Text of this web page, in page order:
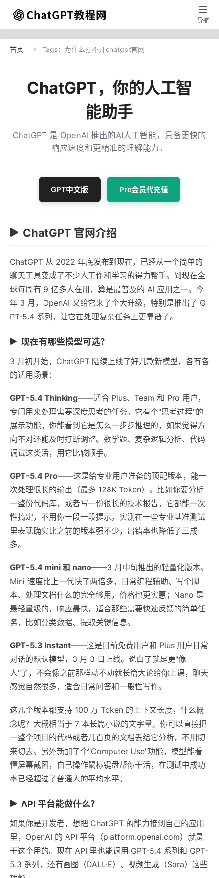

导航
首页  Tags：为什么打不开chatgpt官网
ChatGPT，你的人工智
能助手
ChatGPT 是 OpenAI 推出的AI人工智能，具备更快的
响应速度和更精准的理解能力。
GPT中文版 Pro会员代充值
ChatGPT 官网介绍
ChatGPT 从 2022 年底发布到现在，已经从一个简单的
聊天工具变成了不少人工作和学习的得力帮手。到现在全
球每周有 9 亿多人在用，算是最普及的 AI 应用之一。今
年 3 月，OpenAI 又给它来了个大升级，特别是推出了 G
PT-5.4 系列，让它在处理复杂任务上更靠谱了。
现在有哪些模型可选？
3 月初开始，ChatGPT 陆续上线了好几款新模型，各有各
的适用场景：
GPT-5.4 Thinking——适合 Plus、Team 和 Pro 用户，
专门用来处理需要深度思考的任务。它有个"思考过程"的
展示功能，你能看到它是怎么一步步推理的，如果觉得方
向不对还能及时打断调整。数学题、复杂逻辑分析、代码
调试这类活，用它比较顺手。
GPT-5.4 Pro——这是给专业用户准备的顶配版本，能一
次处理很长的输出（最多 128K Token）。比如你要分析
一整份代码库，或者写一份很长的技术报告，它都能一次
性搞定，不用你一段一段提示。实测在一些专业基准测试
里表现确实比之前的版本强不少，出错率也降低了三成
多。
GPT-5.4 mini 和 nano——3 月中旬推出的轻量化版本。
Mini 速度比上一代快了两倍多，日常编程辅助、写个脚
本、处理文档什么的完全够用，价格也更实惠；Nano 是
最轻量级的，响应最快，适合那些需要快速反馈的简单任
务，比如分类数据、提取关键信息。
GPT-5.3 Instant——这是目前免费用户和 Plus 用户日常
对话的默认模型，3 月 3 日上线。说白了就是更"像
人"了，不会像之前那样动不动就长篇大论给你上课，聊天
感觉自然很多，适合日常问答和一般性写作。
这几个版本都支持 100 万 Token 的上下文长度，什么概
念呢？大概相当于 7 本长篇小说的文字量。你可以直接把
一整个项目的代码或者几百页的文档丢给它分析，不用切
来切去。另外新加了个"Computer Use"功能，模型能看
懂屏幕截图，自己操作鼠标键盘帮你干活，在测试中成功
率已经超过了普通人的平均水平。
API 平台能做什么？
如果你是开发者，想把 ChatGPT 的能力接到自己的应用
里，OpenAI 的 API 平台（platform.openai.com）就是
干这个用的。现在 API 里也能调用 GPT-5.4 系列和 GPT-
5.3 系列，还有画图（DALL·E）、视频生成（Sora）这些